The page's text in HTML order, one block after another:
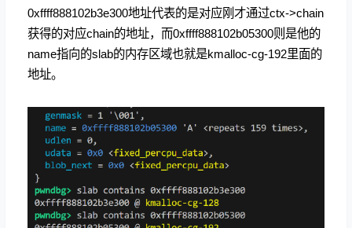
0xffff888102b3e300地址代表的是对应刚才通过ctx->chain
获得的对应chain的地址，而0xffff888102b05300则是他的
name指向的slab的内存区域也就是kmalloc-cg-192里面的
地址。